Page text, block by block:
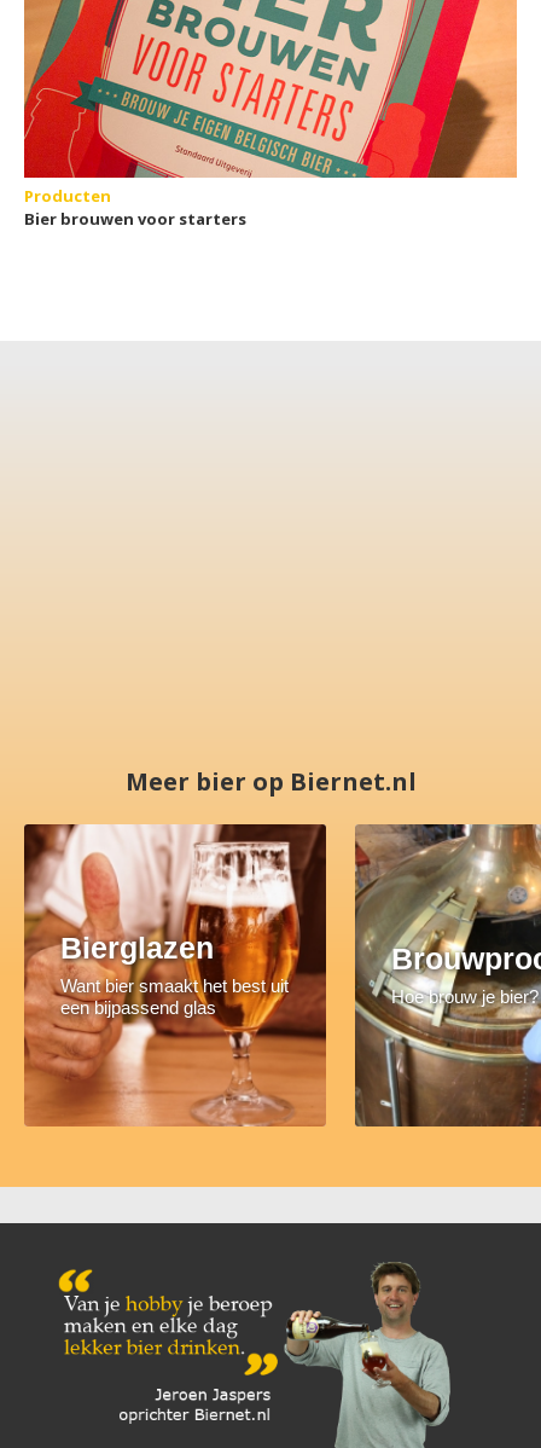
Producten
Bier brouwen voor starters
Meer bier op Biernet.nl
Bierglazen
Want bier smaakt het best uit
een bijpassend glas
Hoe brouw je bier?